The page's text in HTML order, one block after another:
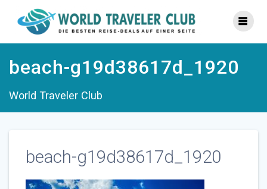
Inhalt
springen
beach-g19d38617d_1920
World Traveler Club
beach-g19d38617d_1920